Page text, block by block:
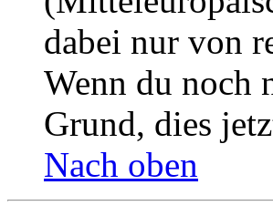
dabei nur von
Wenn du noch
Grund, dies
Nach oben